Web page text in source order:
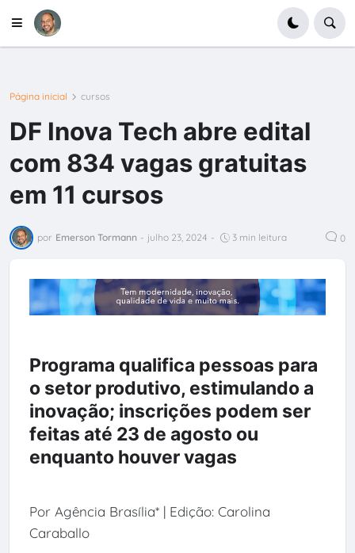
Página inicial cursos
DF Inova Tech abre edital
com 834 vagas gratuitas
em 11 cursos
por Emerson Tormann - julho 23, 2024 - 3 min leitura 0
Programa qualifica pessoas para
o setor produtivo, estimulando a
inovação; inscrições podem ser
feitas até 23 de agosto ou
enquanto houver vagas
Por Agência Brasília* | Edição: Carolina
Caraballo